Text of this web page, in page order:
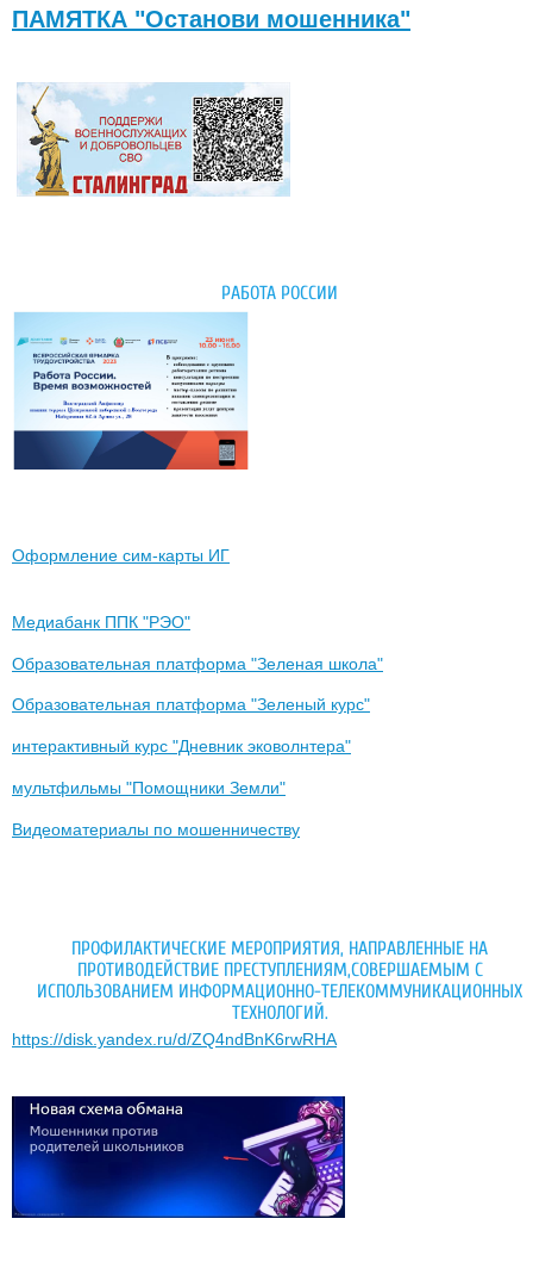
ПАМЯТКА "Останови мошенника"
РАБОТА РОССИИ
Оформление сим-карты ИГ
Медиабанк ППК "РЭО"
Образовательная платформа "Зеленая школа"
Образовательная платформа "Зеленый курс"
интерактивный курс "Дневник эковолнтера"
мультфильмы "Помощники Земли"
Видеоматериалы по мошенничеству
ПРОФИЛАКТИЧЕСКИЕ МЕРОПРИЯТИЯ, НАПРАВЛЕННЫЕ НА
ПРОТИВОДЕЙСТВИЕ ПРЕСТУПЛЕНИЯМ,СОВЕРШАЕМЫМ С
ИСПОЛЬЗОВАНИЕМ ИНФОРМАЦИОННО-ТЕЛЕКОММУНИКАЦИОННЫХ
ТЕХНОЛОГИЙ.
https://disk.yandex.ru/d/ZQ4ndBnK6rwRHA